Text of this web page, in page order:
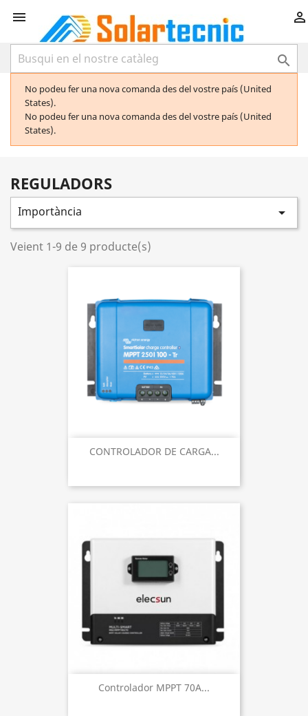
 

No podeu fer una nova comanda des del vostre país (United
States).
No podeu fer una nova comanda des del vostre país (United
States).
REGULADORS
Importància 
Veient 1-9 de 9 producte(s)
CONTROLADOR DE CARGA...
Controlador MPPT 70A...